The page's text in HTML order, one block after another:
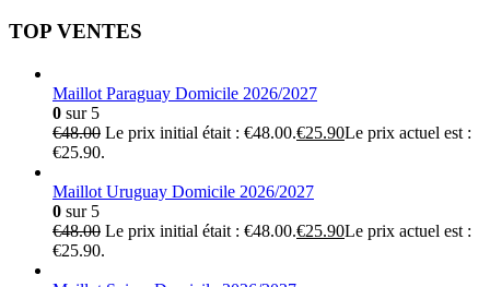
TOP VENTES
Maillot Paraguay Domicile 2026/2027
0 sur 5
€48.00 Le prix initial était : €48.00.€25.90Le prix actuel est :
€25.90.
Maillot Uruguay Domicile 2026/2027
0 sur 5
€48.00 Le prix initial était : €48.00.€25.90Le prix actuel est :
€25.90.